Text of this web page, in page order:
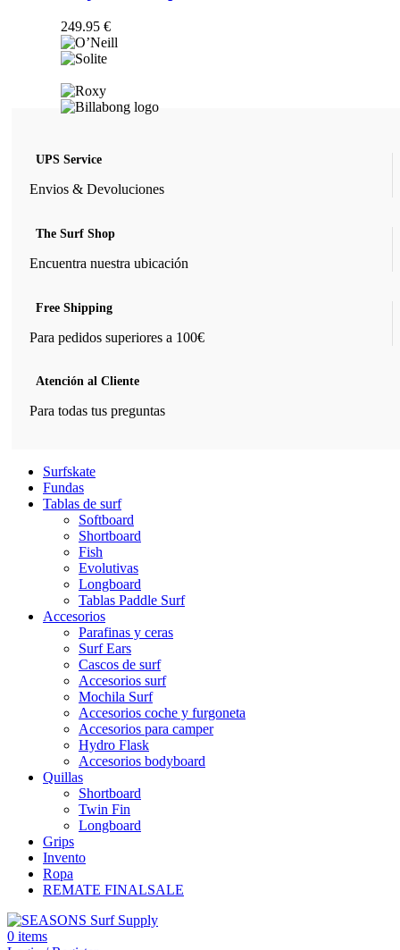
variantes.
249.95 €
UPS Service
Envios & Devoluciones
The Surf Shop
Encuentra nuestra ubicación
Free Shipping
Para pedidos superiores a 100€
Atención al Cliente
Para todas tus preguntas
Surfskate
Fundas
Tablas de surf
Softboard
Shortboard
Fish
Evolutivas
Longboard
Tablas Paddle Surf
Accesorios
Parafinas y ceras
Surf Ears
Cascos de surf
Accesorios surf
Mochila Surf
Accesorios coche y furgoneta
Accesorios para camper
Hydro Flask
Accesorios bodyboard
Quillas
Shortboard
Twin Fin
Longboard
Grips
Invento
Ropa
REMATE FINALSALE
0 items